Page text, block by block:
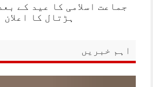
جماعت اسلامی کا عید کے
ہڑتال کا اعلان
اہم خبریں